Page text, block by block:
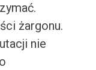
żargonu.
nie